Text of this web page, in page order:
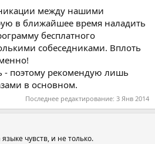
между нашими
в ближайшее время наладить
бесплатного
собеседниками. Вплоть
- поэтому рекомендую лишь
в основном.
Последнее редактирование: 3 Янв 2014
чувств, и не только.